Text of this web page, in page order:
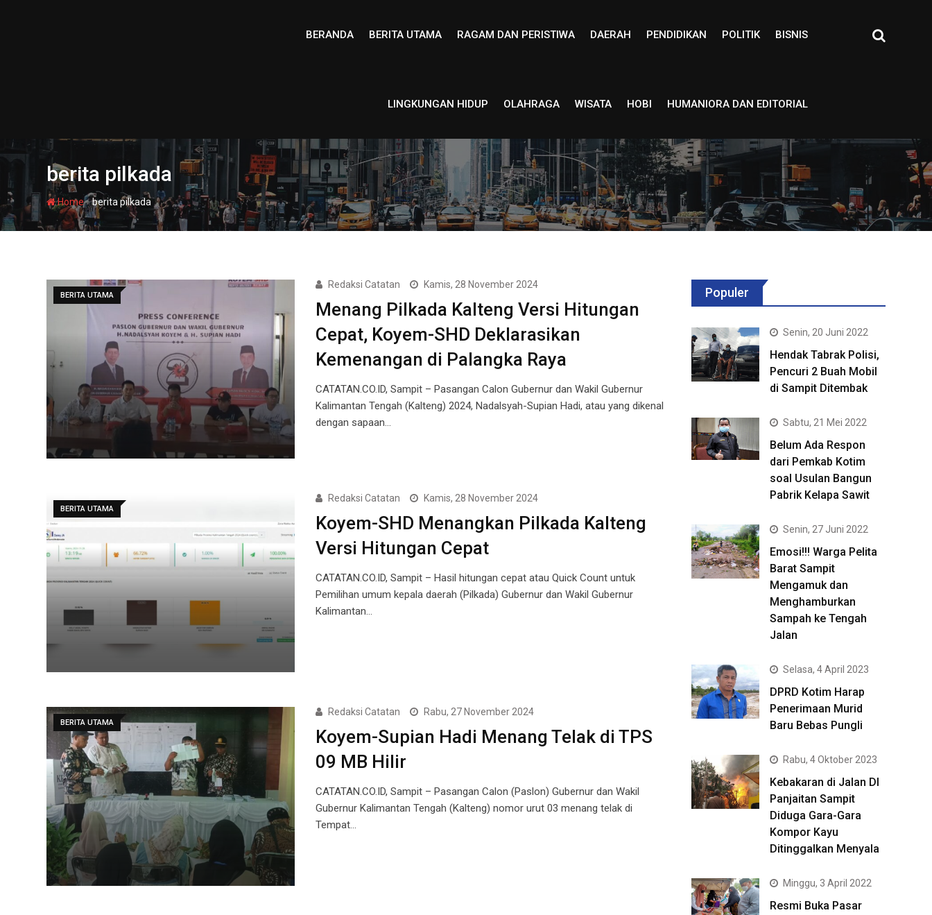
BERANDA BERITA UTAMA RAGAM DAN PERISTIWA DAERAH PENDIDIKAN POLITIK BISNIS
LINGKUNGAN HIDUP OLAHRAGA WISATA HOBI HUMANIORA DAN EDITORIAL
berita pilkada
Home-berita pilkada
BERITA UTAMA
Redaksi Catatan Kamis, 28 November 2024
Menang Pilkada Kalteng Versi Hitungan
Cepat, Koyem-SHD Deklarasikan
Kemenangan di Palangka Raya
CATATAN.CO.ID, Sampit – Pasangan Calon Gubernur dan Wakil Gubernur
Kalimantan Tengah (Kalteng) 2024, Nadalsyah-Supian Hadi, atau yang dikenal
dengan sapaan…
BERITA UTAMA
Redaksi Catatan Kamis, 28 November 2024
Koyem-SHD Menangkan Pilkada Kalteng
Versi Hitungan Cepat
CATATAN.CO.ID, Sampit – Hasil hitungan cepat atau Quick Count untuk
Pemilihan umum kepala daerah (Pilkada) Gubernur dan Wakil Gubernur
Kalimantan…
BERITA UTAMA
Redaksi Catatan Rabu, 27 November 2024
Koyem-Supian Hadi Menang Telak di TPS
09 MB Hilir
CATATAN.CO.ID, Sampit – Pasangan Calon (Paslon) Gubernur dan Wakil
Gubernur Kalimantan Tengah (Kalteng) nomor urut 03 menang telak di
Tempat…
Populer
Senin, 20 Juni 2022
Hendak Tabrak Polisi,
Pencuri 2 Buah Mobil
di Sampit Ditembak
Sabtu, 21 Mei 2022
Belum Ada Respon
dari Pemkab Kotim
soal Usulan Bangun
Pabrik Kelapa Sawit
Senin, 27 Juni 2022
Emosi!!! Warga Pelita
Barat Sampit
Mengamuk dan
Menghamburkan
Sampah ke Tengah
Jalan
Selasa, 4 April 2023
DPRD Kotim Harap
Penerimaan Murid
Baru Bebas Pungli
Rabu, 4 Oktober 2023
Kebakaran di Jalan DI
Panjaitan Sampit
Diduga Gara-Gara
Kompor Kayu
Ditinggalkan Menyala
Minggu, 3 April 2022
Resmi Buka Pasar